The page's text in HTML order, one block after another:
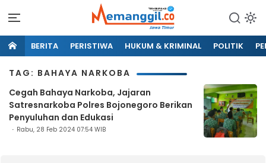
BERITA PERISTIWA HUKUM & KRIMINAL POLITIK
TAG: BAHAYA NARKOBA
Cegah Bahaya Narkoba, Jajaran
Satresnarkoba Polres Bojonegoro Berikan
Penyuluhan dan Edukasi
Rabu, 28 Feb 2024 07:54 WIB